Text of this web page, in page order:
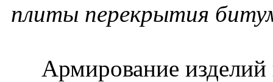
плиты перекрытия
Армирование изделий